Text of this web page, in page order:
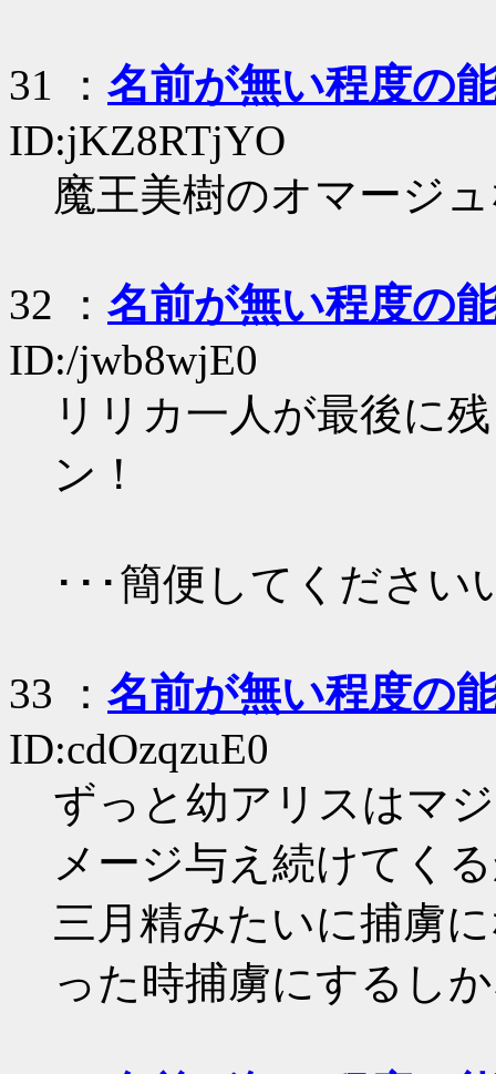
31 ： 名前が無い程度の
ID:jKZ8RTjYO
魔王美樹のオマージ
32 ： 名前が無い程度の
ID:/jwb8wjE0
リリカ一人が最後に
ン！
･･･簡便してください
33 ： 名前が無い程度の
ID:cdOzqzuE0
ずっと幼アリスはマ
メージ与え続けてく
三月精みたいに捕虜
った時捕虜にするし